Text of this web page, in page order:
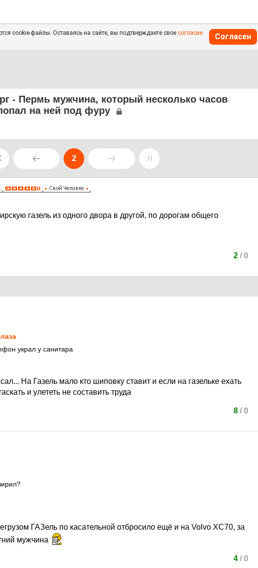
cookie-файлы. Оставаясь на сайте, вы подтверждаете свое согласие
Согласен
- Пермь мужчина, который несколько часов
на ней под фуру
2
газель из одного двора в другой, по дорогам общего
2/ 0
украл у санитара
На Газель мало кто шиповку ставит и если на газельке ехать
и улететь не составить труда
8/ 0
ГАЗель по касательной отбросило ещё и на Volvo XC70, за
мужчина
4/ 0